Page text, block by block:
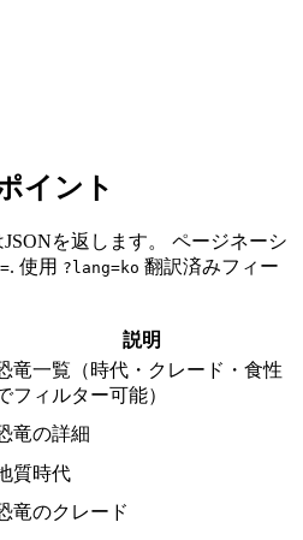
イント
を返します。 ページネーシ
. 使用 ?lang=ko 翻訳済みフィー
説明
竜一覧（時代・クレード・食性
フィルター可能）
竜の詳細
質時代
竜のクレード